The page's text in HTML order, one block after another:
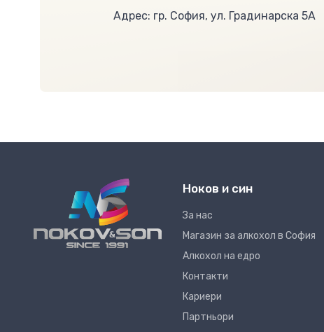
Адрес: гр. София, ул. Градинарска 5А
Ноков и син
За нас
Магазин за алкохол в София
Алкохол на едро
Контакти
Кариери
Партньори